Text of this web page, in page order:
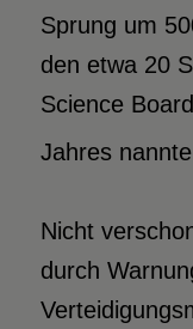
Sprung um
den etwa 20
Science
Jahres nannte.
Nicht
durch